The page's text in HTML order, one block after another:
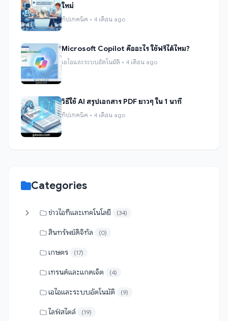
ใหม่
ทิปเทคนิค • 4 เดือน ago
Microsoft Copilot คืออะไร ใช้ฟรีได้ไหม?
เอไอและระบบอัตโนมัติ • 4 เดือน ago
วิธีใช้ AI สรุปเอกสาร PDF ยาวๆ ใน 1 นาที
ทิปเทคนิค • 4 เดือน ago
Categories
ข่าวไอทีและเทคโนโลยี (34)
สินทรัพย์ดิจิทัล (0)
เกษตร (17)
เทรนด์และแกดเจ็ต (4)
เอไอและระบบอัตโนมัติ (9)
ไลฟ์สไตล์ (19)